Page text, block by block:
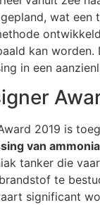
wat
kan
in een
2019 is
van
tanker die
te
significant